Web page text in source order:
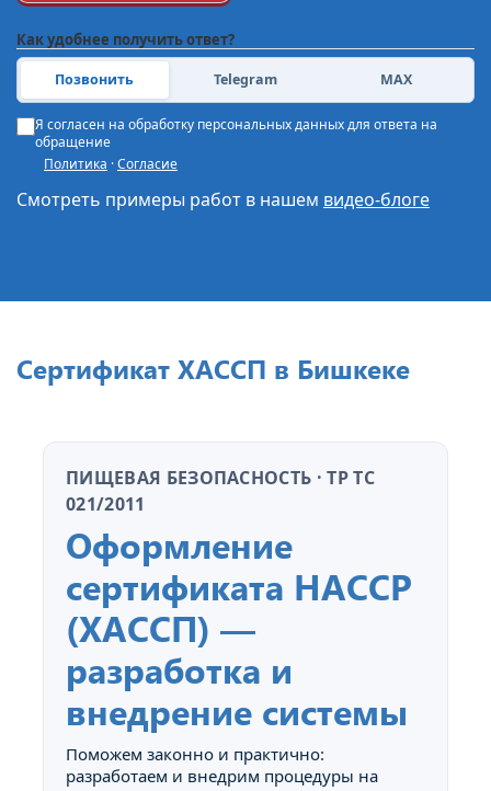
Как удобнее получить ответ?
Позвонить Telegram MAX
Я согласен на обработку персональных данных для ответа на
обращение
Политика ·Согласие
Смотреть примеры работ в нашем видео-блоге
Сертификат ХАССП в Бишкеке
ПИЩЕВАЯ БЕЗОПАСНОСТЬ · ТР ТС
021/2011
Оформление
сертификата HACCP
(ХАССП) —
разработка и
внедрение системы
Поможем законно и практично:
разработаем и внедрим процедуры на